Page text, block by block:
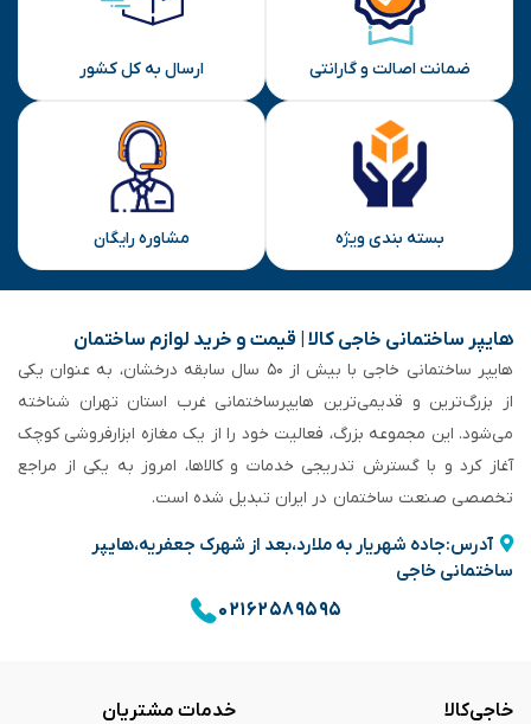
ضمانت اصالت و گارانتی ارسال به کل کشور
بسته بندی ویژه مشاوره رایگان
هایپر ساختمانی خاجی‌ کالا | قیمت و خرید لوازم ساختمان
هایپر ساختمانی خاجی‌ با بیش از ۵۰ سال سابقه‌ درخشان، به عنوان یکی
از بزرگ‌ترین و قدیمی‌ترین هایپرساختمانی‌ غرب استان تهران شناخته
می‌شود. این مجموعه بزرگ، فعالیت خود را از یک مغازه ابزارفروشی کوچک
آغاز کرد و با گسترش تدریجی خدمات و کالاها، امروز به یکی از مراجع
تخصصی صنعت ساختمان در ایران تبدیل شده است.
آدرس:جاده شهریار به ملارد،بعد از شهرک جعفریه،هایپر
ساختمانی خاجی
۰۲۱۶۲۵۸۹۵۹۵
خاجی‌کالا خدمات مشتریان